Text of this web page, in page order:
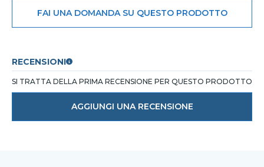
FAI UNA DOMANDA SU QUESTO PRODOTTO
RECENSIONI
SI TRATTA DELLA PRIMA RECENSIONE PER QUESTO PRODOTTO
AGGIUNGI UNA RECENSIONE